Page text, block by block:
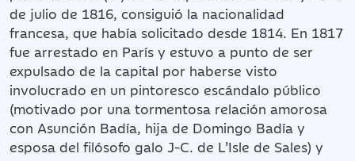
de julio de 1816, consiguió la nacionalidad
francesa, que había solicitado desde 1814. En 1817
fue arrestado en París y estuvo a punto de ser
expulsado de la capital por haberse visto
involucrado en un pintoresco escándalo público
(motivado por una tormentosa relación amorosa
con Asunción Badía, hija de Domingo Badía y
esposa del filósofo galo J-C. de L’Isle de Sales) y